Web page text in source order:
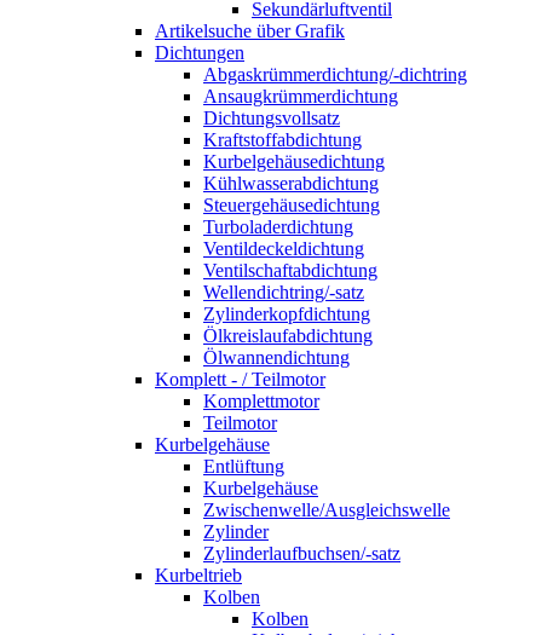
Sekundärluftventil
Artikelsuche über Grafik
Dichtungen
Abgaskrümmerdichtung/-dichtring
Ansaugkrümmerdichtung
Dichtungsvollsatz
Kraftstoffabdichtung
Kurbelgehäusedichtung
Kühlwasserabdichtung
Steuergehäusedichtung
Turboladerdichtung
Ventildeckeldichtung
Ventilschaftabdichtung
Wellendichtring/-satz
Zylinderkopfdichtung
Ölkreislaufabdichtung
Ölwannendichtung
Komplett - / Teilmotor
Komplettmotor
Teilmotor
Kurbelgehäuse
Entlüftung
Kurbelgehäuse
Zwischenwelle/Ausgleichswelle
Zylinder
Zylinderlaufbuchsen/-satz
Kurbeltrieb
Kolben
Kolben